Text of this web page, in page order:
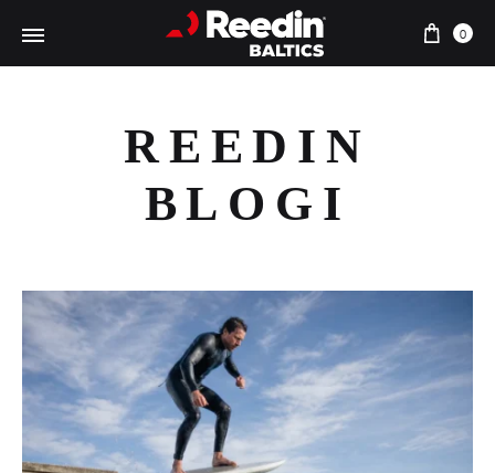
0
REEDIN
BLOGI